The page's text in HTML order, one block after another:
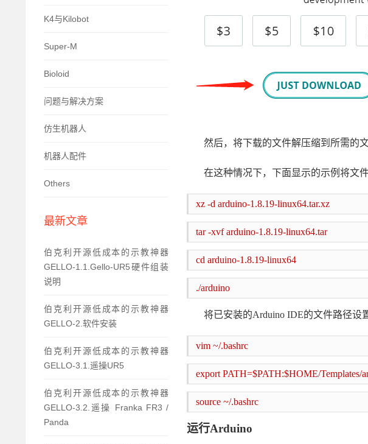
K4与Kilobot
Super-M
Bioloid
问题与解决方案
仿生机器人
机器人配件
Others
最新文章
伯克利开源低成本的示教神器
GELLO-1.1.Gello-UR5硬件组装
说明
伯克利开源低成本的示教神器
GELLO-2.软件安装
伯克利开源低成本的示教神器
GELLO-3.1.遥操UR5
伯克利开源低成本的示教神器
GELLO-3.2.遥操 Franka FR3 /
Panda
然后，将下载的文件解压缩到所需的
在这种情况下，下面显示的示例将文
xz -d arduino-1.8.19-linux64.tar.xz
tar -xvf arduino-1.8.19-linux64.tar
cd arduino-1.8.19-linux64
./arduino
将已安装的Arduino IDE的文件路径设
vim ~/.bashrc
export PATH=$PATH:$HOME/Templates/
source ~/.bashrc
运行Arduino